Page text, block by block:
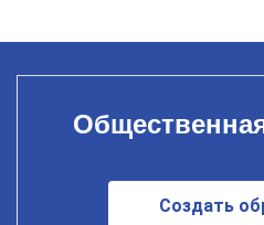
Создать